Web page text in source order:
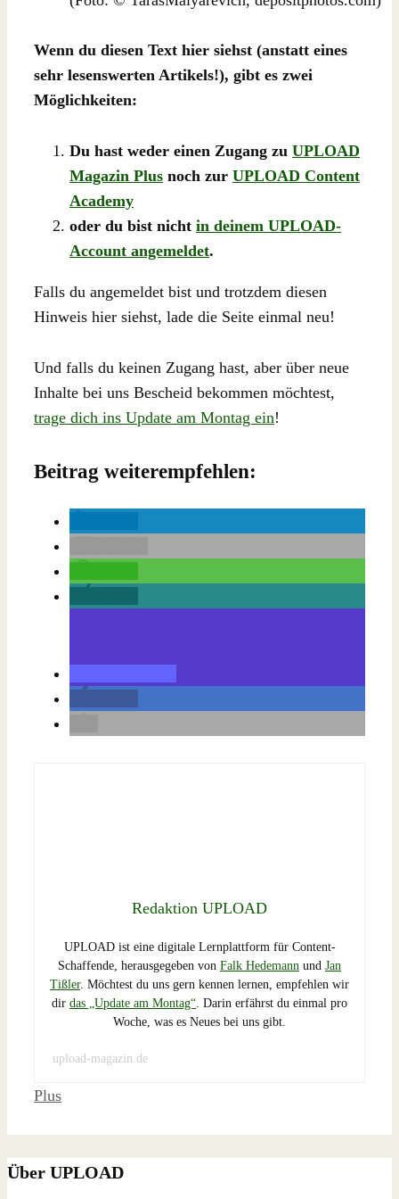
Wenn du diesen Text hier siehst (anstatt eines
sehr lesenswerten Artikels!), gibt es zwei
Möglichkeiten:
Du hast weder einen Zugang zu UPLOAD
Magazin Plus noch zur UPLOAD Content
Academy
oder du bist nicht in deinem UPLOAD-
Account angemeldet.
Falls du angemeldet bist und trotzdem diesen
Hinweis hier siehst, lade die Seite einmal neu!
Und falls du keinen Zugang hast, aber über neue
Inhalte bei uns Bescheid bekommen möchtest,
trage dich ins Update am Montag ein!
Beitrag weiterempfehlen:
Redaktion UPLOAD
UPLOAD ist eine digitale Lernplattform für Content-
Schaffende, herausgegeben von Falk Hedemann und Jan
Tißler. Möchtest du uns gern kennen lernen, empfehlen wir
dir das „Update am Montag“ . Darin erfährst du einmal pro
Woche, was es Neues bei uns gibt.
upload-magazin.de
Schlagwörter
Plus
Über UPLOAD